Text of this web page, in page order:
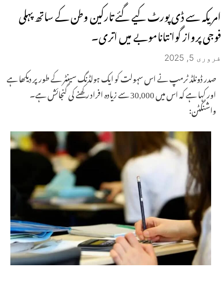
امریکہ سے ڈی پورٹ کیے گئے تارکین وطن کے ساتھ پہلی
فوجی پرواز گوانتاناموبے میں اتری۔
فروری 5, 2025
صدر ڈونلڈ ٹرمپ نے اس سہولت کو ایک ہولڈنگ سینٹر کے طور پر دیکھا ہے
اور کہا ہے کہ اس میں 30,000 سے زیادہ افراد رکھنے کی گنجائش ہے۔
واشنگٹن: